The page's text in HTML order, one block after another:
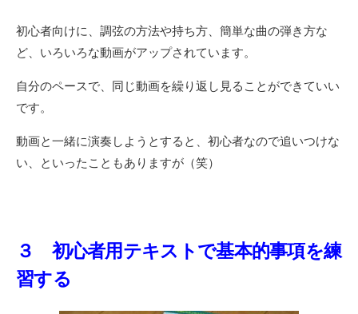
初心者向けに、調弦の方法や持ち方、簡単な曲の弾き方な
ど、いろいろな動画がアップされています。
自分のペースで、同じ動画を繰り返し見ることができていい
です。
動画と一緒に演奏しようとすると、初心者なので追いつけな
い、といったこともありますが（笑）
３ 初心者用テキストで基本的事項を練
習する